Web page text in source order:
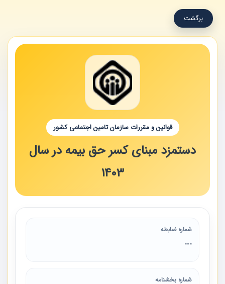
برگشت
قوانین و مقررات سازمان تامین اجتماعی کشور
دستمزد مبنای کسر حق‏ بیمه در سال
1403
شماره ضابطه
---
شماره بخشنامه